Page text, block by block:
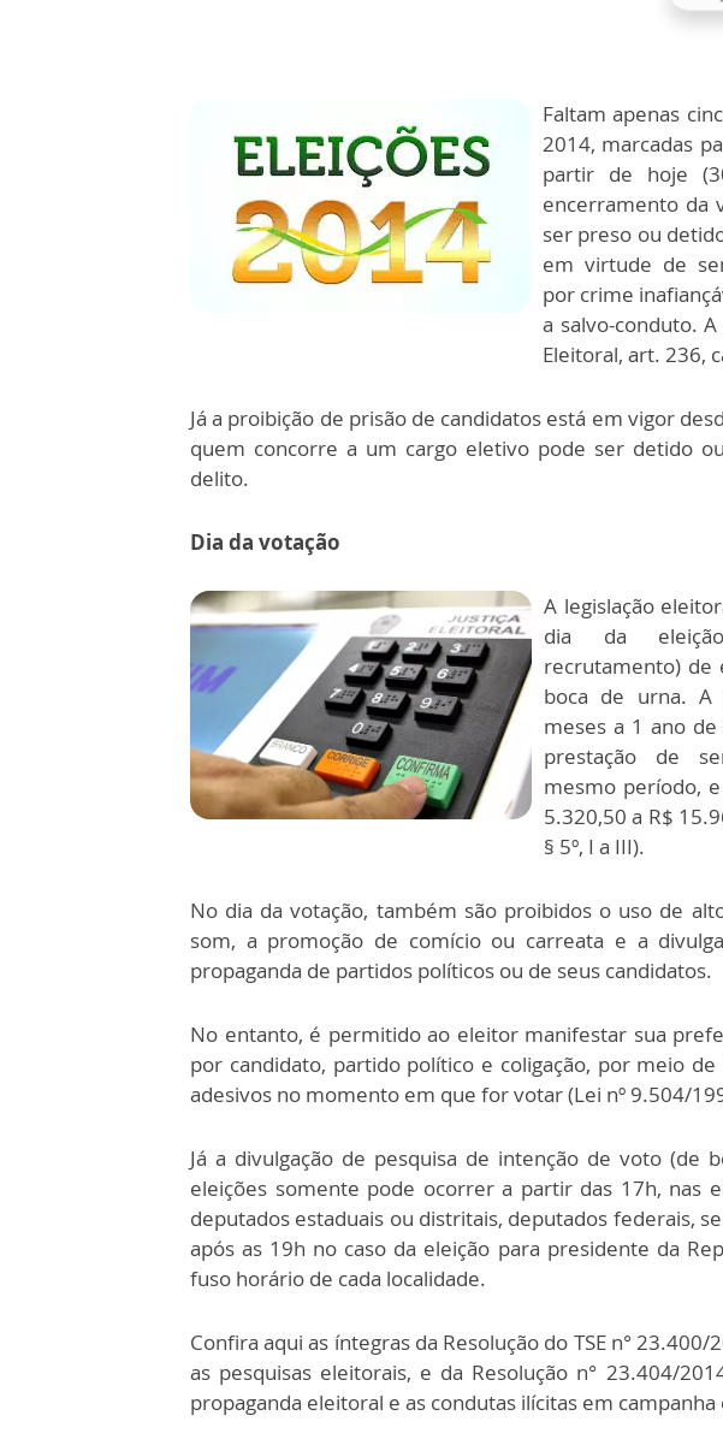
Faltam apenas
2014, marcadas
partir de hoje
encerramento da
ser preso ou
em virtude de
por crime
a salvo-conduto.
Eleitoral, art. 236,
Já a proibição de prisão de candidatos está em vigor
quem concorre a um cargo eletivo pode ser detido
delito.
Dia da votação
A legislação
dia da
recrutamento) de
boca de urna.
meses a 1 ano
prestação de
mesmo período,
5.320,50 a R$
§ 5º, I a III).
No dia da votação, também são proibidos o uso de
som, a promoção de comício ou carreata e a
propaganda de partidos políticos ou de seus candidatos.
No entanto, é permitido ao eleitor manifestar sua
por candidato, partido político e coligação, por meio
adesivos no momento em que for votar (Lei nº 9.504/
Já a divulgação de pesquisa de intenção de voto (de
eleições somente pode ocorrer a partir das 17h, nas
deputados estaduais ou distritais, deputados federais,
após as 19h no caso da eleição para presidente da
fuso horário de cada localidade.
Confira aqui as íntegras da Resolução do TSE n°
as pesquisas eleitorais, e da Resolução n° 23.404/
propaganda eleitoral e as condutas ilícitas em